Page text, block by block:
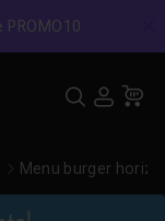
Menu burger